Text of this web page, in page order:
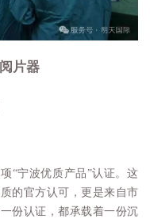
片器
“宁波优质产品”认证。这
的官方认可，更是来自市
份认证，都承载着一份沉